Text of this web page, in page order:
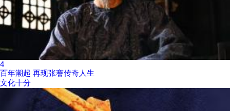
4
百年潮起 再现张謇传奇人生
文化十分